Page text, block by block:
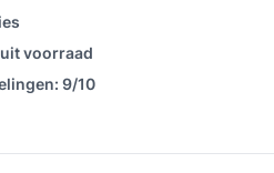
voorraad
9/10